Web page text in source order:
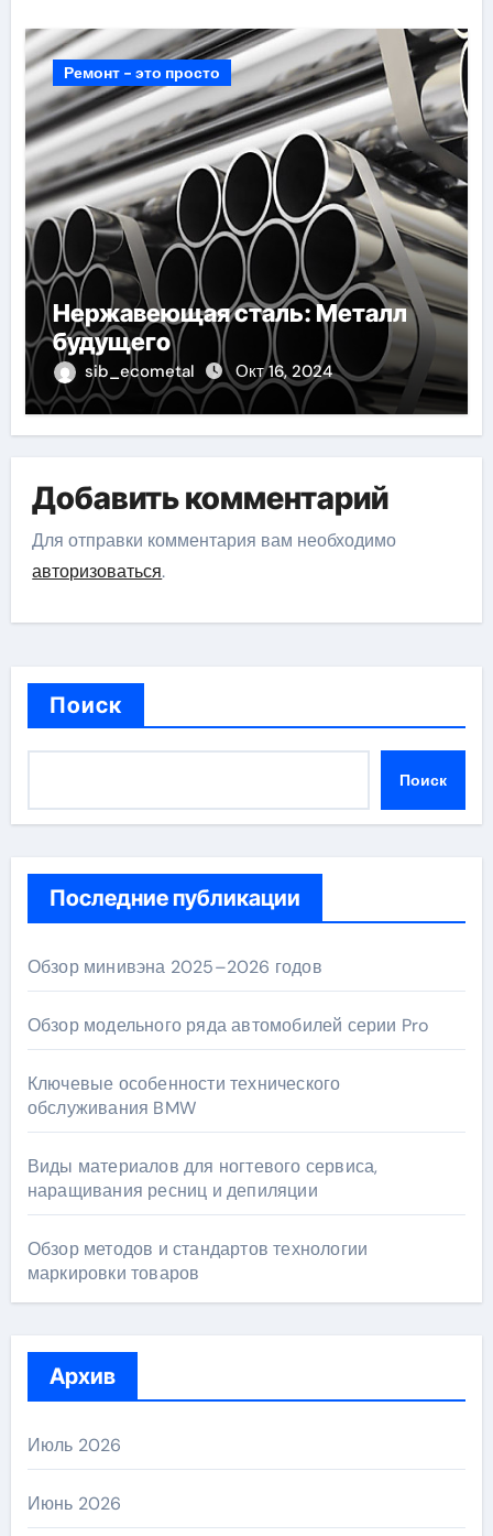
Ремонт - это просто
Нержавеющая сталь: Металл
будущего
sib_ecometal Окт 16, 2024
Добавить комментарий
Для отправки комментария вам необходимо
авторизоваться.
Поиск
Поиск
Последние публикации
Обзор минивэна 2025–2026 годов
Обзор модельного ряда автомобилей серии Pro
Ключевые особенности технического
обслуживания BMW
Виды материалов для ногтевого сервиса,
наращивания ресниц и депиляции
Обзор методов и стандартов технологии
маркировки товаров
Архив
Июль 2026
Июнь 2026